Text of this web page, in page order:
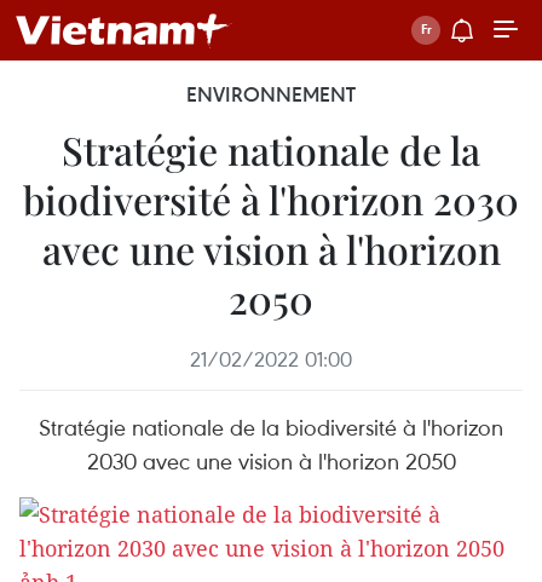
ENVIRONNEMENT
Stratégie nationale de la
biodiversité à l'horizon 2030
avec une vision à l'horizon
2050
21/02/2022 01:00
Stratégie nationale de la biodiversité à l'horizon
2030 avec une vision à l'horizon 2050